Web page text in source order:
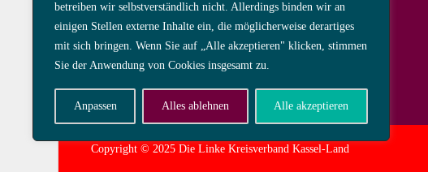
betreiben wir selbstverständlich nicht. Allerdings binden wir an
einigen Stellen externe Inhalte ein, die möglicherweise derartiges
mit sich bringen. Wenn Sie auf „Alle akzeptieren" klicken, stimmen
Sie der Anwendung von Cookies insgesamt zu.
Anpassen Alles ablehnen Alle akzeptieren
Copyright © 2025 Die Linke Kreisverband Kassel-Land